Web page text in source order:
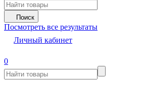
Поиск
Посмотреть все результаты
Личный кабинет
0